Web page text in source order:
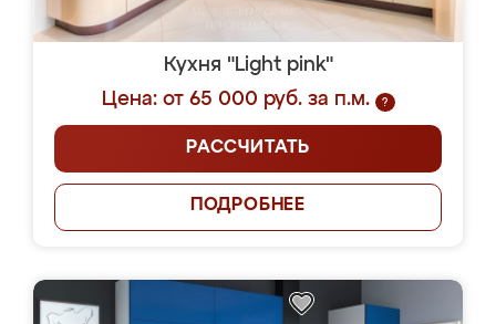
Кухня "Light pink"
Цена: от 65 000 руб. за п.м.
?
РАССЧИТАТЬ
ПОДРОБНЕЕ